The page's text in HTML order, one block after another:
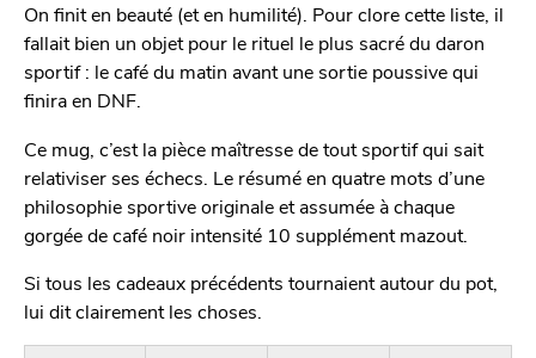
On finit en beauté (et en humilité). Pour clore cette liste, il
fallait bien un objet pour le rituel le plus sacré du daron
sportif : le café du matin avant une sortie poussive qui
finira en DNF.
Ce mug, c’est la pièce maîtresse de tout sportif qui sait
relativiser ses échecs. Le résumé en quatre mots d’une
philosophie sportive originale et assumée à chaque
gorgée de café noir intensité 10 supplément mazout.
Si tous les cadeaux précédents tournaient autour du pot,
lui dit clairement les choses.